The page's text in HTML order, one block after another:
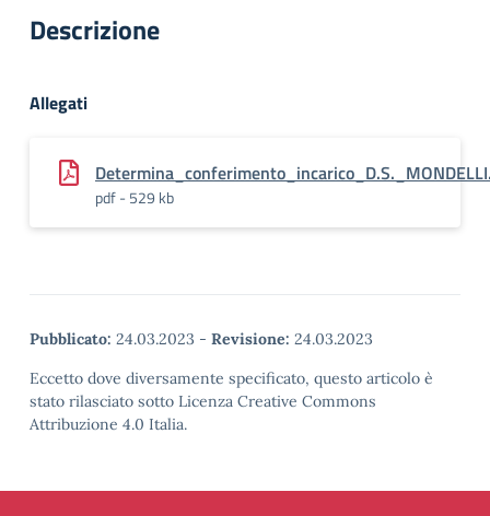
Descrizione
Allegati
pdf - 529 kb
Pubblicato: 24.03.2023 - Revisione: 24.03.2023
Eccetto dove diversamente specificato, questo articolo è
stato rilasciato sotto Licenza Creative Commons
Attribuzione 4.0 Italia.